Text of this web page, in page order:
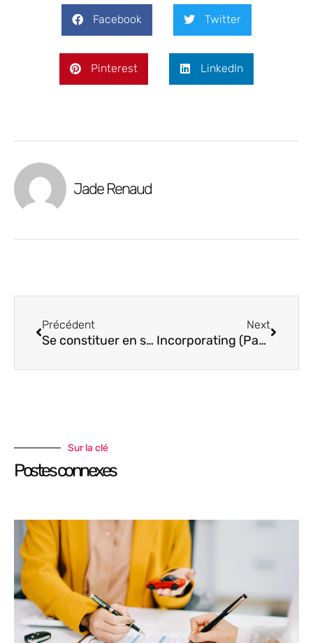
Facebook Twitter
Pinterest LinkedIn
Jade Renaud
Précédent
Se constituer en société (1ère partie) : Les avantages
Next
Incorporating (Part 3): Extra considerations
Sur la clé
Postes connexes